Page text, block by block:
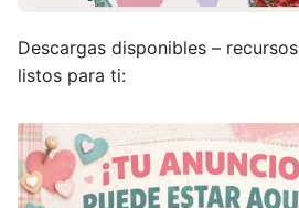
Descargas disponibles –
listos para ti: